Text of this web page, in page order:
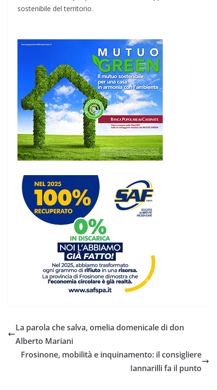
sostenibile del territorio.
La parola che salva, omelia domenicale di don
Alberto Mariani
Frosinone, mobilità e inquinamento: il consigliere
Iannarilli fa il punto